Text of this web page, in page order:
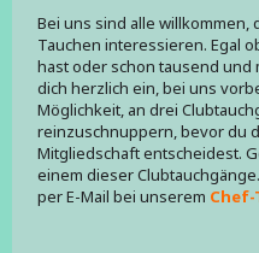
Bei uns sind alle
Tauchen interessieren. Egal
hast oder schon tausend und
dich herzlich ein, bei uns
Möglichkeit, an drei
reinzuschnuppern, bevor du
Mitgliedschaft entscheidest.
einem dieser
per E-Mail bei unserem